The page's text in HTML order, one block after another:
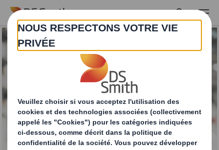
Skip to main content